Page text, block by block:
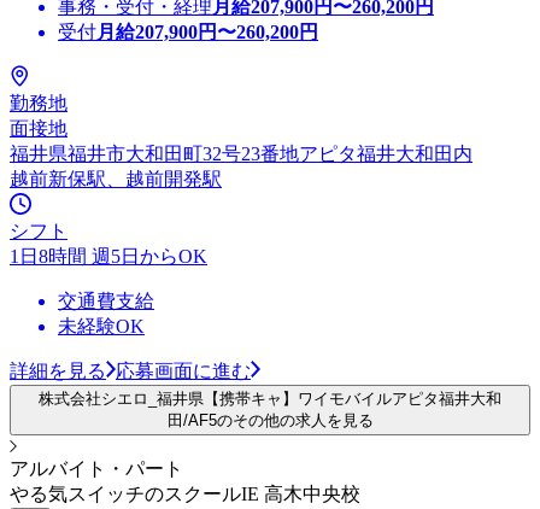
事務・受付・経理 月給207,900円〜260,200円
受付月給207,900円〜260,200円
勤務地
面接地
福井県福井市大和田町32号23番地アピタ福井大和田内
越前新保駅、越前開発駅
シフト
1日8時間 週5日からOK
交通費支給
未経験OK
詳細を見る 応募画面に進む
株式会社シエロ_福井県【携帯キャ】ワイモバイルアピタ福井大和
田/AF5のその他の求人を見る
アルバイト・パート
やる気スイッチのスクールIE 高木中央校